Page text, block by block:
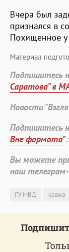
Вчера был
признался в
Похищенное у
Материал
Подпишитесь
Саратова" в
Новости
Подпишитесь
Вне формата"
Вы можете
наш
ГУ МВД кража